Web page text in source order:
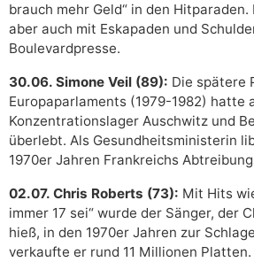
brauch mehr Geld“ in den
aber auch mit Eskapaden und
Boulevardpresse.
30.06. Simone Veil (89): Die spätere
Europaparlaments (1979-1982) hatte
Konzentrationslager Auschwitz und
überlebt. Als Gesundheitsministerin
1970er Jahren Frankreichs
02.07. Chris Roberts (73): Mit Hits
immer 17 sei“ wurde der Sänger, der
hieß, in den 1970er Jahren zur
verkaufte er rund 11 Millionen Platten.